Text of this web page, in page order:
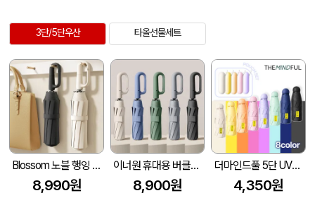
3단/5단우산 타올선물세트
Blossom 노블 행잉 카라비너 접이식 3단 자동양우산 10K 1P
8,990원
이너원 휴대용 버클형 10K 3단 자동 양우산 (UPF 50+)
8,900원
더마인드풀 5단 UV차단 미니캡슐 파스텔 5단 양우산 색상 8종
4,350원